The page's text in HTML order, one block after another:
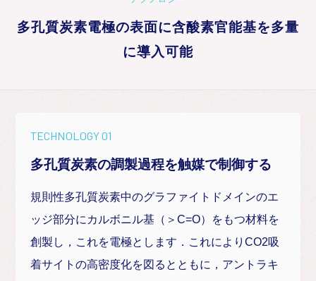
多孔質炭素電極の表面に含酸素官能基を多量
に導入可能
TECHNOLOGY 01
多孔質炭素の調製過程を触媒で制御する
規則性多孔質炭素中のグラファイトドメインのエ
ッジ部分にカルボニル基（＞C=O）をもつ材料を
創製し，これを電極とします．これによりCO2吸
着サイトの高密度化を図るとともに，アントラキ